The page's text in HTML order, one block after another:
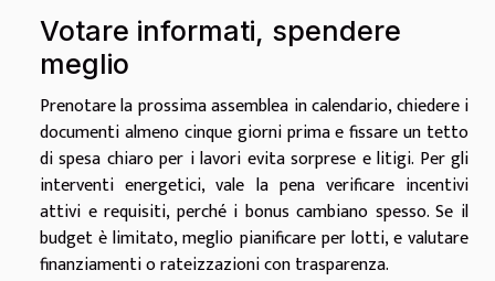
Votare informati, spendere
meglio
Prenotare la prossima assemblea in calendario, chiedere i
documenti almeno cinque giorni prima e fissare un tetto
di spesa chiaro per i lavori evita sorprese e litigi. Per gli
interventi energetici, vale la pena verificare incentivi
attivi e requisiti, perché i bonus cambiano spesso. Se il
budget è limitato, meglio pianificare per lotti, e valutare
finanziamenti o rateizzazioni con trasparenza.